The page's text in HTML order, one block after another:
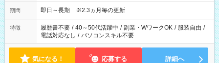
期間 即日～長期 ※2.3ヵ月毎の更新
特徴 履歴書不要 / 40～50代活躍中 / 副業・WワークOK / 服装自由 /
電話対応なし / パソコンスキル不要
気になる！ 応募する 詳細へ